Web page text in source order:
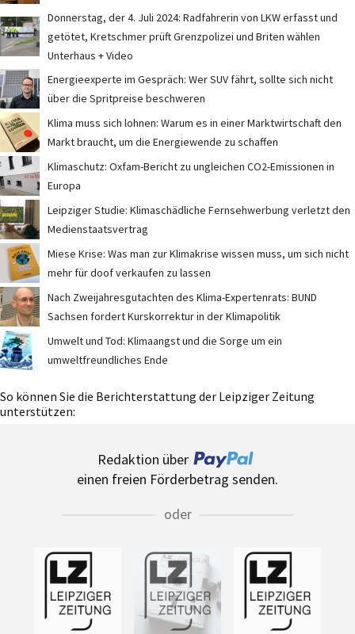
Donnerstag, der 4. Juli 2024: Radfahrerin von LKW erfasst und
getötet, Kretschmer prüft Grenzpolizei und Briten wählen
Unterhaus + Video
Energieexperte im Gespräch: Wer SUV fährt, sollte sich nicht
über die Spritpreise beschweren
Klima muss sich lohnen: Warum es in einer Marktwirtschaft den
Markt braucht, um die Energiewende zu schaffen
Klimaschutz: Oxfam-Bericht zu ungleichen CO2-Emissionen in
Europa
Leipziger Studie: Klimaschädliche Fernsehwerbung verletzt den
Medienstaatsvertrag
Miese Krise: Was man zur Klimakrise wissen muss, um sich nicht
mehr für doof verkaufen zu lassen
Nach Zweijahresgutachten des Klima-Expertenrats: BUND
Sachsen fordert Kurskorrektur in der Klimapolitik
Umwelt und Tod: Klimaangst und die Sorge um ein
umweltfreundliches Ende
So können Sie die Berichterstattung der Leipziger Zeitung
unterstützen:
Redaktion über
einen freien Förderbetrag senden.
oder